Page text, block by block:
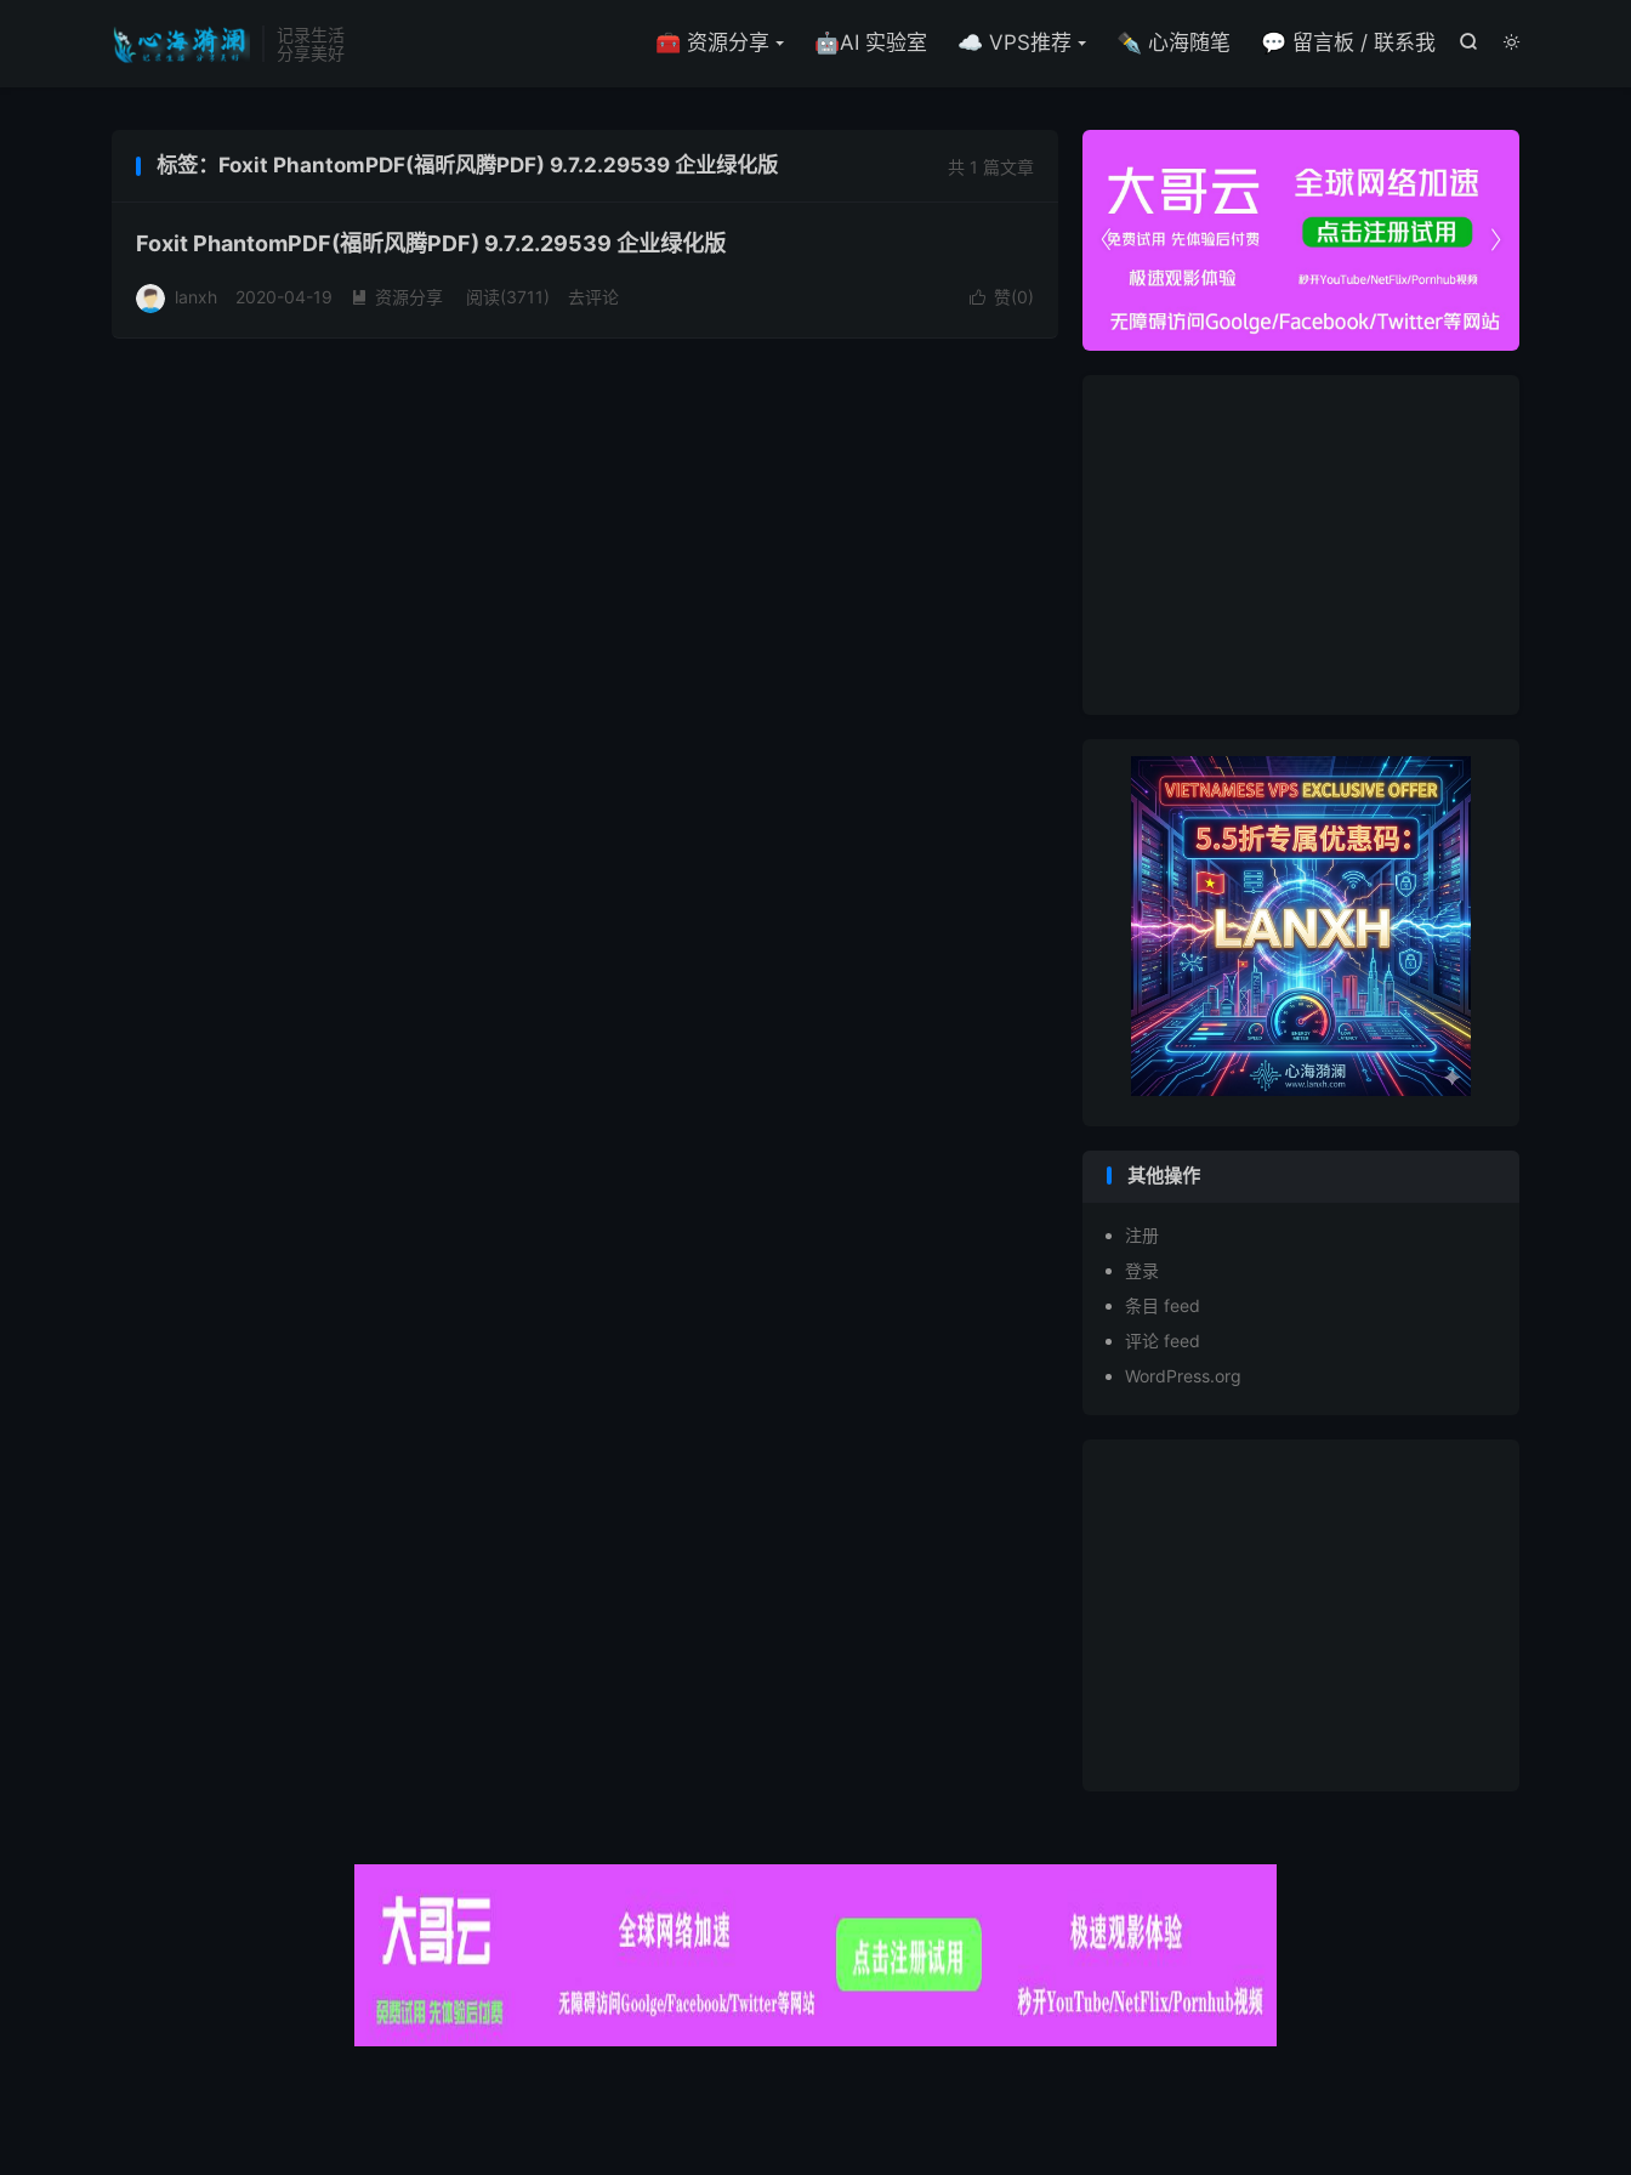
记录生活
分享美好


🧰 资源分享 🤖AI 实验室 ☁️ VPS推荐 ✒️ 心海随笔 💬 留言板 / 联系我
共 1 篇文章
标签：Foxit PhantomPDF(福昕风腾PDF) 9.7.2.29539 企业绿化版
Foxit PhantomPDF(福昕风腾PDF) 9.7.2.29539 企业绿化版
 赞(0)
lanxh 2020-04-19  资源分享 阅读(3711) 去评论


其他操作
注册
登录
条目 feed
评论 feed
WordPress.org